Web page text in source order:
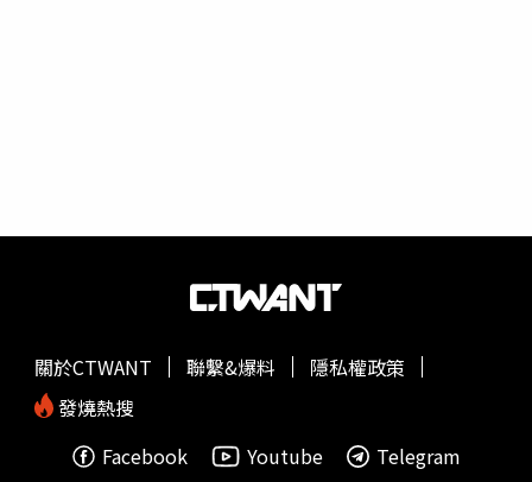
預定召開的參眾兩院預算委員會會議，以及7月舉行的朝野
回答問題相當明確的首相，近來卻一再做出與以往不同的回
應。這可能會影響她的支持率。」
據，包括簡訊、網路聊天記錄等。
關於CTWANT 聯繫&爆料
隱私權政策
發燒熱搜
Facebook
Youtube Telegram